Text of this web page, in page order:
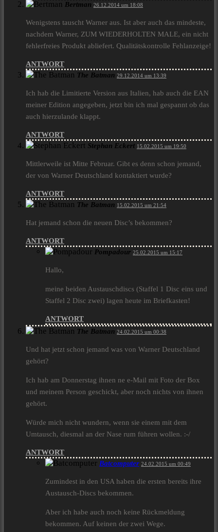
Bertman 26.12.2014 um 18:08
Wenigstens tauscht Warner aus. Ist aber auch das mindeste,
nachdem Warner, ZUM WIEDERHOLTEN MALE, ein nicht
fehlerfreies Produkt abliefert. Qualitätskontrolle Fehlanzeige!
ANTWORT
The Batman 29.12.2014 um 13:39
Ich hab die Limitierte Version aus Italien, hab auch die EAN
meiner Edition angegeben, jetzt bin ich mal gespannt ob das
auch hierzulande klappt.
ANTWORT
Stephan Eckert 15.02.2015 um 19:50
Mittlerweile ist Mitte Februar. Gibt es denn schon jemand,
der von Warner Deutschland kontaktiert wurde?
ANTWORT
The Batman 15.02.2015 um 21:54
Hat jemand schon die neuen Disc’s bekommen?
ANTWORT
Pompadour 25.02.2015 um 15:17
Hallo,
meine beiden Austauschdiscs (Staffel 1 Disc eins und
Staffel 2 Disc zwei) lagen heute im Briefkasten!
ANTWORT
The Batman 24.02.2015 um 00:38
Und hat jetzt schon jemand was von Warner Deutschland
gehört?
Ich hab am Donnerstag ihnen ne e-Mail mit Foto der Box
und meinem Person geschickt, aber noch nichts von ihnen
gehört.
Würde mich nicht wundern, wenn sie einem mit dem
Umtausch, diesmal an der Nase rum führen wollen. :-/
ANTWORT
Batcomputer 24.02.2015 um 00:49
Zumindest in den USA haben die ersten bereits ihre
Austausch-Discs bekommen.
Aber ich habe auch noch keine Rückmeldung
bekommen. Auf keinen der zwei Wege.